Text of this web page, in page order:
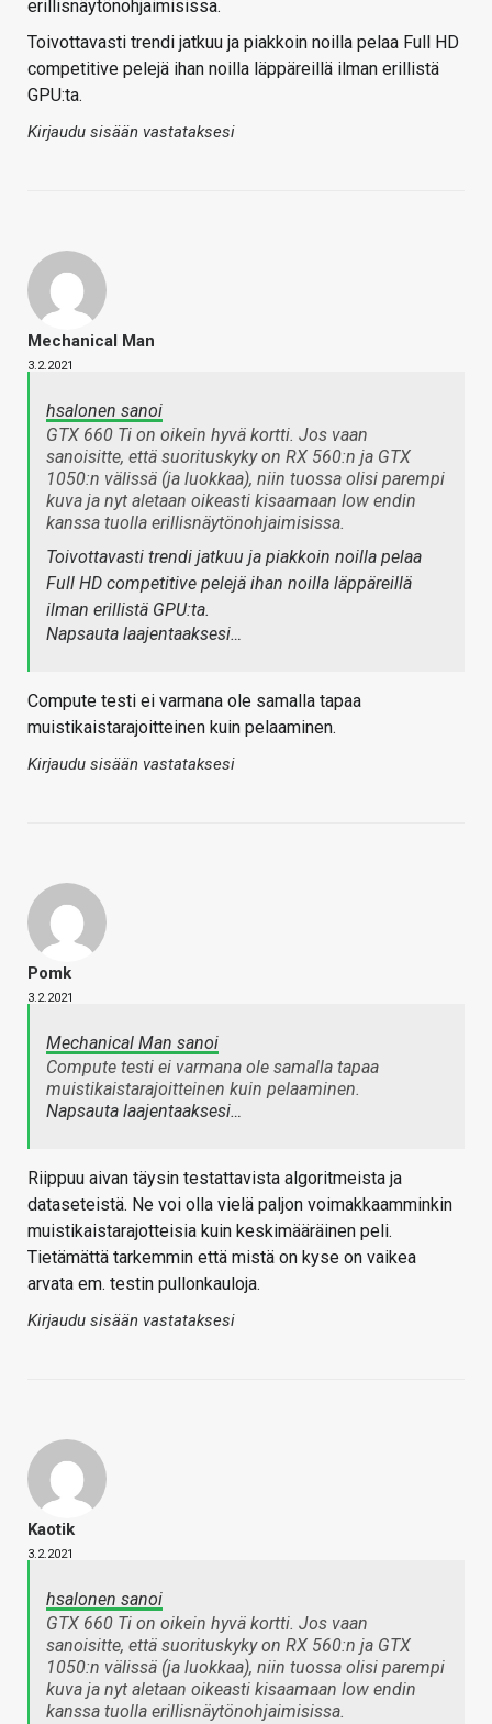
erillisnäytönohjaimisissa.
Toivottavasti trendi jatkuu ja piakkoin noilla pelaa Full HD
competitive pelejä ihan noilla läppäreillä ilman erillistä
GPU:ta.
Kirjaudu sisään vastataksesi
Mechanical Man
3.2.2021
hsalonen sanoi
GTX 660 Ti on oikein hyvä kortti. Jos vaan
sanoisitte, että suorituskyky on RX 560:n ja GTX
1050:n välissä (ja luokkaa), niin tuossa olisi parempi
kuva ja nyt aletaan oikeasti kisaamaan low endin
kanssa tuolla erillisnäytönohjaimisissa.
Toivottavasti trendi jatkuu ja piakkoin noilla pelaa
Full HD competitive pelejä ihan noilla läppäreillä
ilman erillistä GPU:ta.
Napsauta laajentaaksesi…
Compute testi ei varmana ole samalla tapaa
muistikaistarajoitteinen kuin pelaaminen.
Kirjaudu sisään vastataksesi
Pomk
3.2.2021
Mechanical Man sanoi
Compute testi ei varmana ole samalla tapaa
muistikaistarajoitteinen kuin pelaaminen.
Napsauta laajentaaksesi…
Riippuu aivan täysin testattavista algoritmeista ja
dataseteistä. Ne voi olla vielä paljon voimakkaamminkin
muistikaistarajotteisia kuin keskimääräinen peli.
Tietämättä tarkemmin että mistä on kyse on vaikea
arvata em. testin pullonkauloja.
Kirjaudu sisään vastataksesi
Kaotik
3.2.2021
hsalonen sanoi
GTX 660 Ti on oikein hyvä kortti. Jos vaan
sanoisitte, että suorituskyky on RX 560:n ja GTX
1050:n välissä (ja luokkaa), niin tuossa olisi parempi
kuva ja nyt aletaan oikeasti kisaamaan low endin
kanssa tuolla erillisnäytönohjaimisissa.